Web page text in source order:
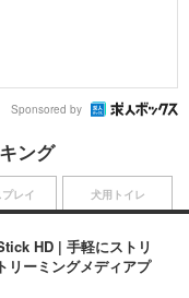
Sponsored by
ング
HD | 手軽にストリ
リーミングメディアプ
レイ 犬用トイレ